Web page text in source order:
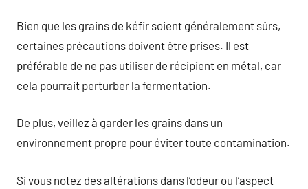
Bien que les grains de kéfir soient généralement sûrs,
certaines précautions doivent être prises. Il est
préférable de ne pas utiliser de récipient en métal, car
cela pourrait perturber la fermentation.
De plus, veillez à garder les grains dans un
environnement propre pour éviter toute contamination.
Si vous notez des altérations dans l’odeur ou l’aspect